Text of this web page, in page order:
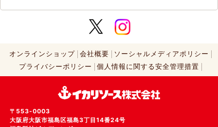
オンラインショップ 会社概要
ソーシャルメディアポリシー
プライバシーポリシー
個人情報に関する安全管理措置
〒553-0003
大阪府大阪市福島区福島3丁目14番24号